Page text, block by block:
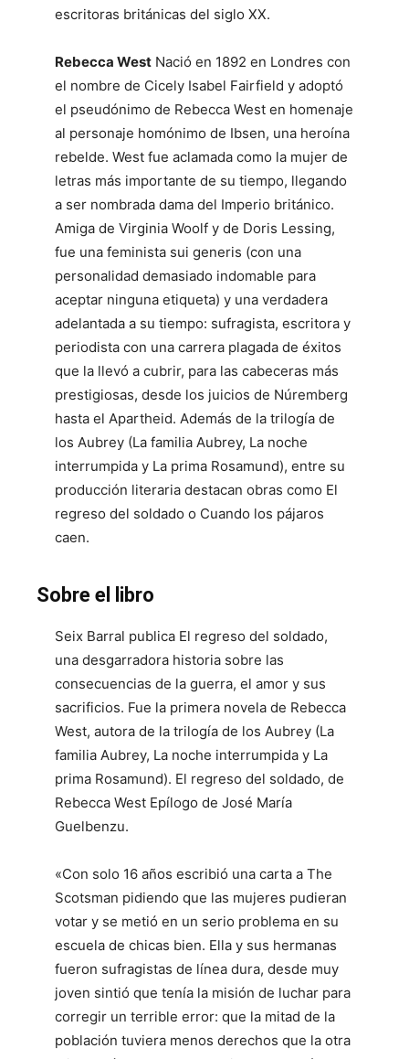
escritoras británicas del siglo XX.
Rebecca West Nació en 1892 en Londres con
el nombre de Cicely Isabel Fairfield y adoptó
el pseudónimo de Rebecca West en homenaje
al personaje homónimo de Ibsen, una heroína
rebelde. West fue aclamada como la mujer de
letras más importante de su tiempo, llegando
a ser nombrada dama del Imperio británico.
Amiga de Virginia Woolf y de Doris Lessing,
fue una feminista sui generis (con una
personalidad demasiado indomable para
aceptar ninguna etiqueta) y una verdadera
adelantada a su tiempo: sufragista, escritora y
periodista con una carrera plagada de éxitos
que la llevó a cubrir, para las cabeceras más
prestigiosas, desde los juicios de Núremberg
hasta el Apartheid. Además de la trilogía de
los Aubrey (La familia Aubrey, La noche
interrumpida y La prima Rosamund), entre su
producción literaria destacan obras como El
regreso del soldado o Cuando los pájaros
caen.
Sobre el libro
Seix Barral publica El regreso del soldado,
una desgarradora historia sobre las
consecuencias de la guerra, el amor y sus
sacrificios. Fue la primera novela de Rebecca
West, autora de la trilogía de los Aubrey (La
familia Aubrey, La noche interrumpida y La
prima Rosamund). El regreso del soldado, de
Rebecca West Epílogo de José María
Guelbenzu.
«Con solo 16 años escribió una carta a The
Scotsman pidiendo que las mujeres pudieran
votar y se metió en un serio problema en su
escuela de chicas bien. Ella y sus hermanas
fueron sufragistas de línea dura, desde muy
joven sintió que tenía la misión de luchar para
corregir un terrible error: que la mitad de la
población tuviera menos derechos que la otra